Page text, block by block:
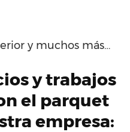
y muchos más…
y trabajos
el parquet
empresa: